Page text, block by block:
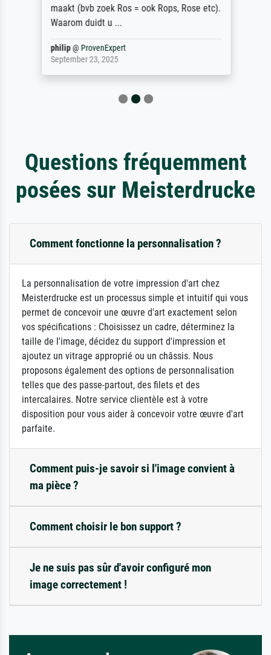
maakt (bvb zoek Ros = ook Rops, Rose etc).
Waarom duidt u ...
philip@ ProvenExpert
September 23, 2025
Questions fréquemment
posées sur Meisterdrucke
Comment fonctionne la personnalisation ?
La personnalisation de votre impression d'art chez
Meisterdrucke est un processus simple et intuitif qui vous
permet de concevoir une œuvre d'art exactement selon
vos spécifications : Choisissez un cadre, déterminez la
taille de l'image, décidez du support d'impression et
ajoutez un vitrage approprié ou un châssis. Nous
proposons également des options de personnalisation
telles que des passe-partout, des filets et des
intercalaires. Notre service clientèle est à votre
disposition pour vous aider à concevoir votre œuvre d'art
parfaite.
Comment puis-je savoir si l'image convient à
ma pièce ?
Comment choisir le bon support ?
Je ne suis pas sûr d'avoir configuré mon
image correctement !